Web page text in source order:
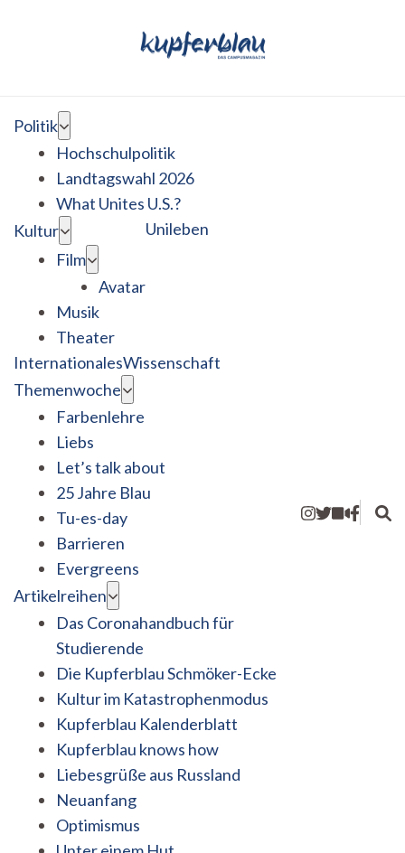
Politik
Hochschulpolitik
Landtagswahl 2026
What Unites U.S.?
Kultur
Film
Avatar
Musik
Theater
Unileben
InternationalesWissenschaft
Themenwoche
Farbenlehre
Liebs
Let’s talk about
25 Jahre Blau
Tu-es-day
Barrieren
Evergreens
Artikelreihen
Das Coronahandbuch für
Studierende
Die Kupferblau Schmöker-Ecke
Kultur im Katastrophenmodus
Kupferblau Kalenderblatt
Kupferblau knows how
Liebesgrüße aus Russland
Neuanfang
Optimismus